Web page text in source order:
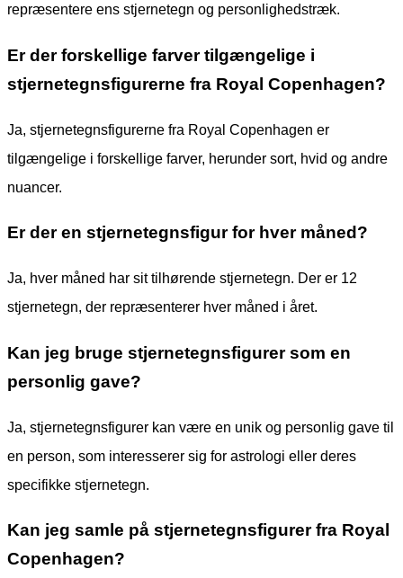
repræsentere ens stjernetegn og personlighedstræk.
Er der forskellige farver tilgængelige i
stjernetegnsfigurerne fra Royal Copenhagen?
Ja, stjernetegnsfigurerne fra Royal Copenhagen er
tilgængelige i forskellige farver, herunder sort, hvid og andre
nuancer.
Er der en stjernetegnsfigur for hver måned?
Ja, hver måned har sit tilhørende stjernetegn. Der er 12
stjernetegn, der repræsenterer hver måned i året.
Kan jeg bruge stjernetegnsfigurer som en
personlig gave?
Ja, stjernetegnsfigurer kan være en unik og personlig gave til
en person, som interesserer sig for astrologi eller deres
specifikke stjernetegn.
Kan jeg samle på stjernetegnsfigurer fra Royal
Copenhagen?